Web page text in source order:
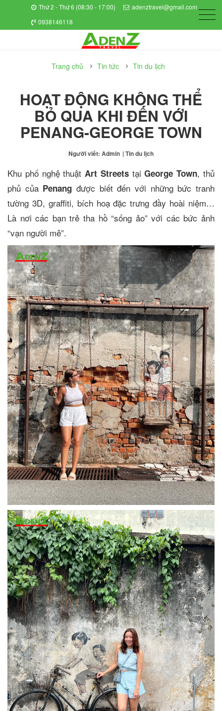
Thứ 2 - Thứ 6 (08:30 - 17:00)
adenztravel@gmail.com
0938146118
Trang chủ Tin tức Tin du lịch
HOẠT ĐỘNG KHÔNG THỂ
BỎ QUA KHI ĐẾN VỚI
PENANG-GEORGE TOWN
Người viết: Admin | Tin du lịch
Khu phố nghệ thuậtArt StreetstạiGeorge Town, thủ
phủ của Penang được biết đến với những bức tranh
tường 3D, graffiti, bích hoạ đặc trưng đầy hoài niệm…
Là nơi các bạn trẻ tha hồ “sống ảo” với các bức ảnh
“vạn người mê”.